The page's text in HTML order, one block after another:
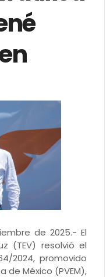
de 2025.- El
(TEV) resolvió el
2024, promovido
de México (PVEM),